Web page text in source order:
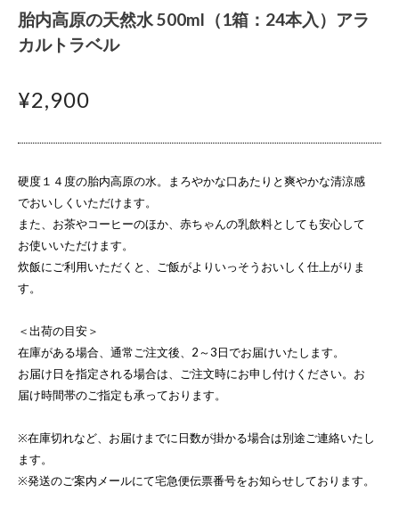
胎内高原の天然水 500ml（1箱：24本入）アラ
カルトラベル
¥2,900
硬度１４度の胎内高原の水。まろやかな口あたりと爽やかな清涼感
でおいしくいただけます。
また、お茶やコーヒーのほか、赤ちゃんの乳飲料としても安心して
お使いいただけます。
炊飯にご利用いただくと、ご飯がよりいっそうおいしく仕上がりま
す。
＜出荷の目安＞
在庫がある場合、通常ご注文後、2～3日でお届けいたします。
お届け日を指定される場合は、ご注文時にお申し付けください。お
届け時間帯のご指定も承っております。
※在庫切れなど、お届けまでに日数が掛かる場合は別途ご連絡いたし
ます。
※発送のご案内メールにて宅急便伝票番号をお知らせしております。